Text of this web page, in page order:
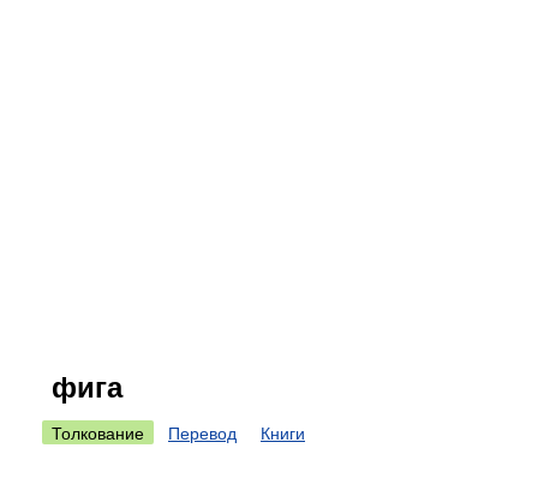
фига
Толкование Перевод Книги